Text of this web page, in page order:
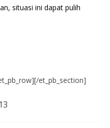
situasi ini dapat pulih
et_pb_section]